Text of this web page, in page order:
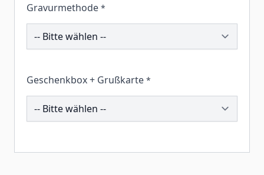
Gravurmethode *
260680
Geschenkbox + Grußkarte *
259778